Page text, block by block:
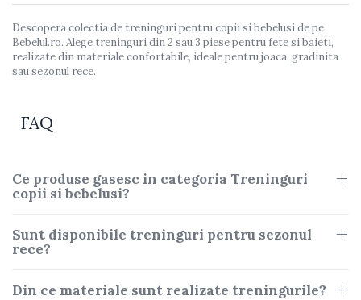
Descopera colectia de treninguri pentru copii si bebelusi de pe
Bebelul.ro. Alege treninguri din 2 sau 3 piese pentru fete si baieti,
realizate din materiale confortabile, ideale pentru joaca, gradinita
sau sezonul rece.
FAQ
Ce produse gasesc in categoria Treninguri
copii si bebelusi?
Sunt disponibile treninguri pentru sezonul
rece?
Din ce materiale sunt realizate treningurile?